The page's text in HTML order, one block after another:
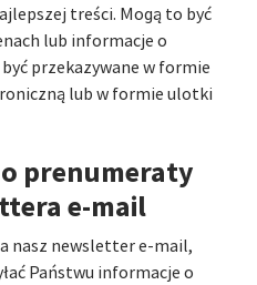
treści. Mogą to być
lub informacje o
przekazywane w formie
lub w formie ulotki
prenumeraty
e-mail
nasz newsletter e-mail,
Państwu informacje o